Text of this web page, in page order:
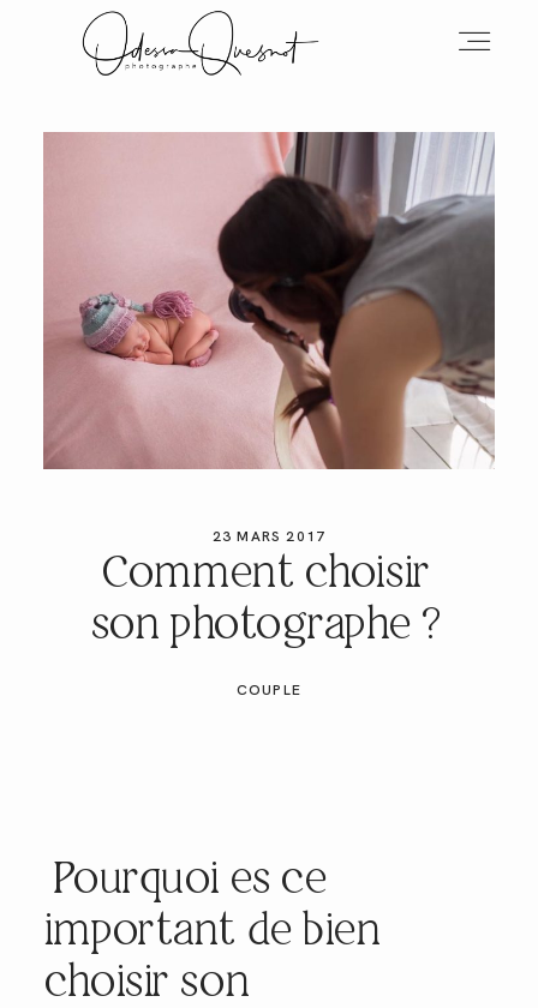
23 MARS 2017
Comment choisir
son photographe ?
COUPLE
Pourquoi es ce
important de bien
choisir son
INFOS
MON TRAVAIL
VOS MOTS D'AMOUR
BOH'AIME
GALERIES CLIENTS
RÉSERVER